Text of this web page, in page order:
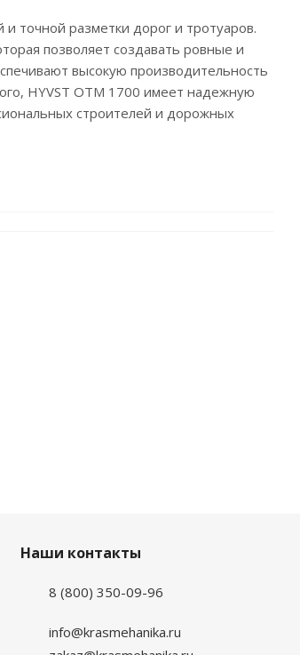
точной разметки дорог и тротуаров.
позволяет создавать ровные и
высокую производительность
HYVST OTM 1700 имеет надежную
строителей и дорожных
Наши контакты
8 (800) 350-09-96
info@krasmehanika.ru